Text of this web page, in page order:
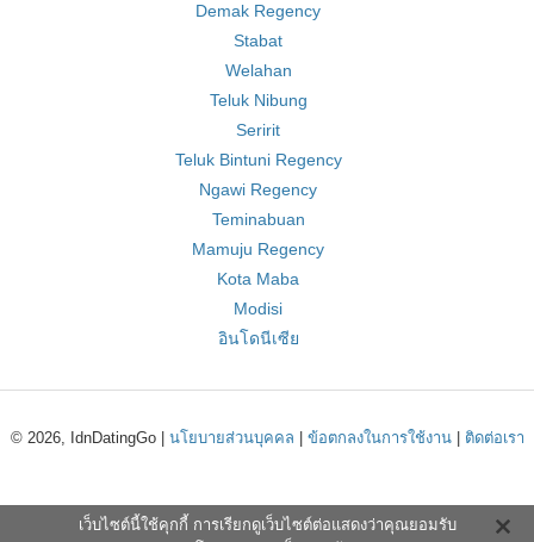
Demak Regency
Stabat
Welahan
Teluk Nibung
Seririt
Teluk Bintuni Regency
Ngawi Regency
Teminabuan
Mamuju Regency
Kota Maba
Modisi
อินโดนีเซีย
© 2026, IdnDatingGo | นโยบายส่วนบุคคล ข้อตกลงในการใช้งาน| ติดต่อเรา
เว็บไซต์นี้ใช้คุกกี้ การเรียกดูเว็บไซต์ต่อแสดงว่าคุณยอมรับ